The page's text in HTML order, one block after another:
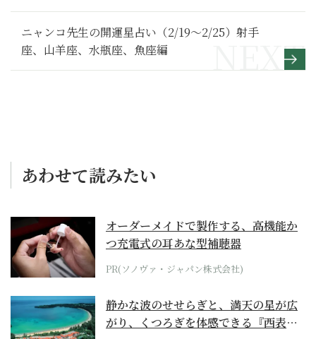
ニャンコ先生の開運星占い（2/19～2/25）射手
座、山羊座、水瓶座、魚座編
あわせて読みたい
オーダーメイドで製作する、高機能か
つ充電式の耳あな型補聴器
PR(ソノヴァ・ジャパン株式会社)
静かな波のせせらぎと、満天の星が広
がり、くつろぎを体感できる『西表島